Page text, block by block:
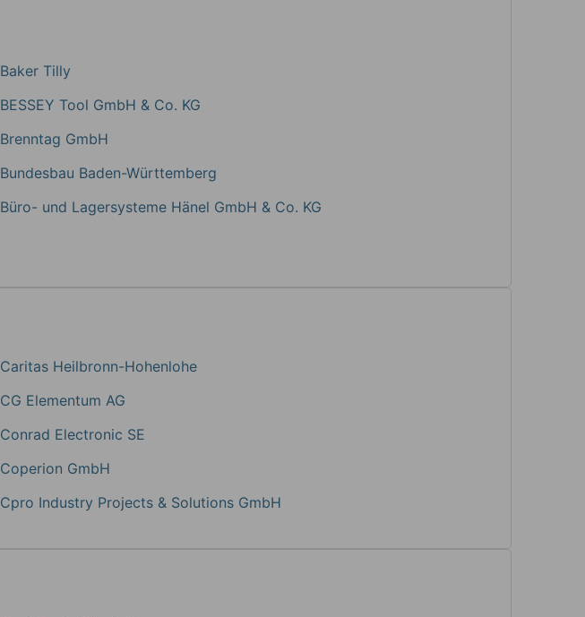
Baker Tilly
BESSEY Tool GmbH & Co. KG
Brenntag GmbH
Bundesbau Baden-Württemberg
Büro- und Lagersysteme Hänel GmbH & Co. KG
Caritas Heilbronn-Hohenlohe
CG Elementum AG
Conrad Electronic SE
Coperion GmbH
Cpro Industry Projects & Solutions GmbH